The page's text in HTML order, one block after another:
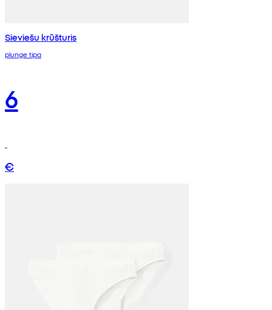
Sieviešu krūšturis
plunge tipa
6
€